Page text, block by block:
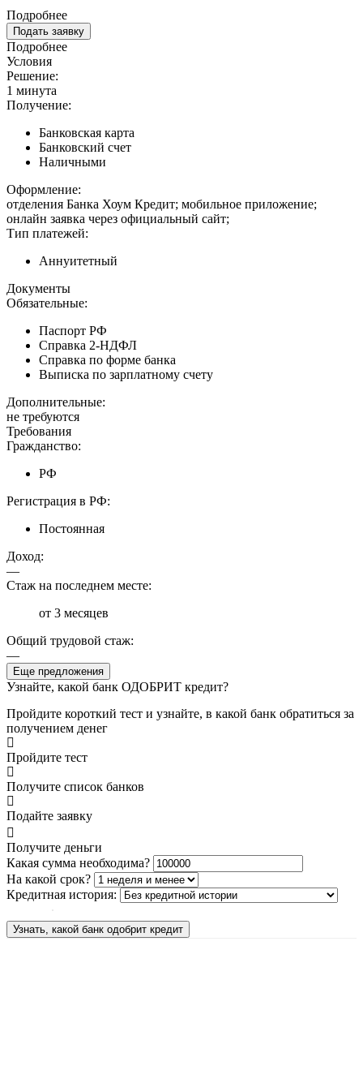
Подробнее
Подать заявку
Подробнее
Условия
Решение:
1 минута
Получение:
Банковская карта
Банковский счет
Наличными
Оформление:
отделения Банка Хоум Кредит; мобильное приложение;
онлайн заявка через официальный сайт;
Тип платежей:
Аннуитетный
Документы
Обязательные:
Паспорт РФ
Справка 2-НДФЛ
Справка по форме банка
Выписка по зарплатному счету
Дополнительные:
не требуются
Требования
Гражданство:
РФ
Регистрация в РФ:
Постоянная
Доход:
—
Стаж на последнем месте:
от 3 месяцев
Общий трудовой стаж:
—
Еще предложения
Узнайте, какой банк ОДОБРИТ кредит?
Пройдите короткий тест и узнайте, в какой банк обратиться за
получением денег
Пройдите тест
Получите список банков
Подайте заявку
Получите деньги
Какая сумма необходима?
На какой срок?
Кредитная история:
Узнать, какой банк одобрит кредит